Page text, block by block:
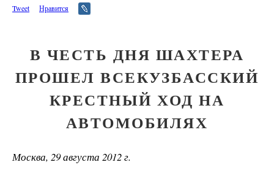
Tweet Нравится
В ЧЕСТЬ ДНЯ ШАХТЕРА
ПРОШЕЛ ВСЕКУЗБАССКИЙ
КРЕСТНЫЙ ХОД НА
АВТОМОБИЛЯХ
Москва, 29 августа 2012 г.